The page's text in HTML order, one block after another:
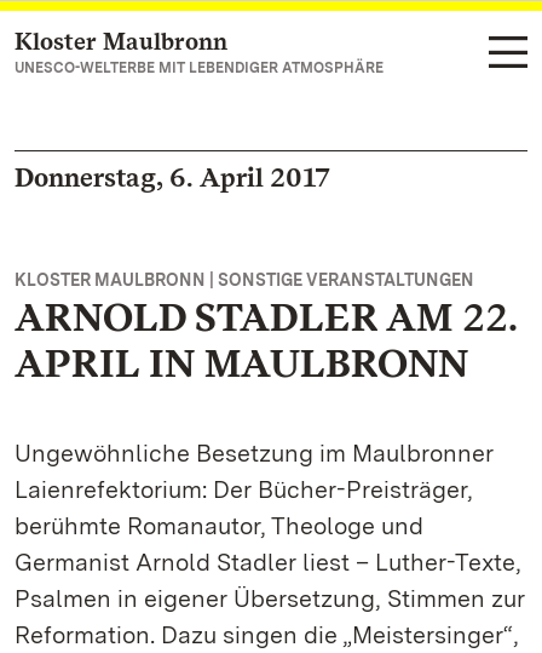
Zum Hauptinhalt springen
Kloster Maulbronn
UNESCO-WELTERBE MIT LEBENDIGER ATMOSPHÄRE
Donnerstag, 6. April 2017
KLOSTER MAULBRONN | SONSTIGE VERANSTALTUNGEN
ARNOLD STADLER AM 22.
APRIL IN MAULBRONN
Ungewöhnliche Besetzung im Maulbronner
Laienrefektorium: Der Bücher-Preisträger,
berühmte Romanautor, Theologe und
Germanist Arnold Stadler liest – Luther-Texte,
Psalmen in eigener Übersetzung, Stimmen zur
Reformation. Dazu singen die „Meistersinger“,